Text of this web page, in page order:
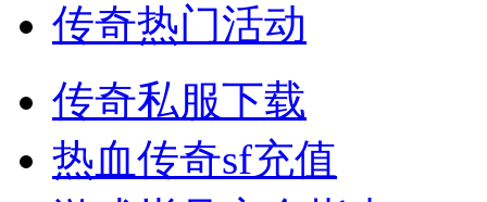
传奇热门活动
传奇私服下载
热血传奇sf充值